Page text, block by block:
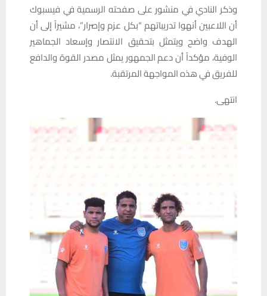
وذكر النادي في منشور على صفحته الرسمية في فيسبوك
أن اللاعبين أنهوا تدريباتهم “بكل عزم وإصرار”، مشيراً إلى أن
الهدف واضح ويتمثل بتحقيق الانتصار وإسعاد الجماهير
الوفية، مؤكداً أن دعم الجمهور يمثل مصدر القوة والدافع
للفريق في هذه المواجهة المرتقبة.
انتهى.